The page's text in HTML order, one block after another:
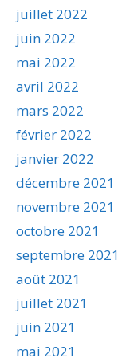
juillet 2022
juin 2022
mai 2022
avril 2022
mars 2022
février 2022
janvier 2022
décembre 2021
novembre 2021
octobre 2021
septembre 2021
août 2021
juillet 2021
juin 2021
mai 2021